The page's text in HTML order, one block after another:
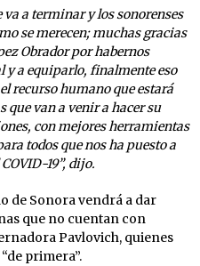
va a terminar y los sonorenses
se merecen; muchas gracias
Obrador por habernos
y a equiparlo, finalmente eso
recurso humano que estará
que van a venir a hacer su
con mejores herramientas
todos que nos ha puesto a
19”, dijo.
de Sonora vendrá a dar
que no cuentan con
Pavlovich, quienes
primera”.